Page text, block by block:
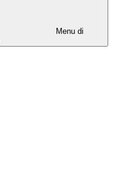
Menu di